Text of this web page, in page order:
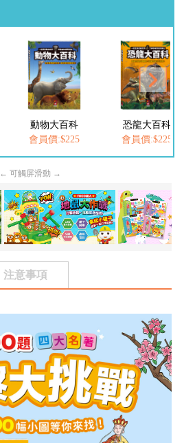
動物大百科
會員價:$225
恐龍大百科
會員價:$225
← 可觸屏滑動 →
注意事項